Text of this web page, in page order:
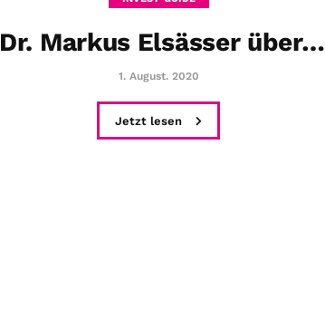
Dr. Markus Elsässer über…
1. August. 2020
Jetzt lesen